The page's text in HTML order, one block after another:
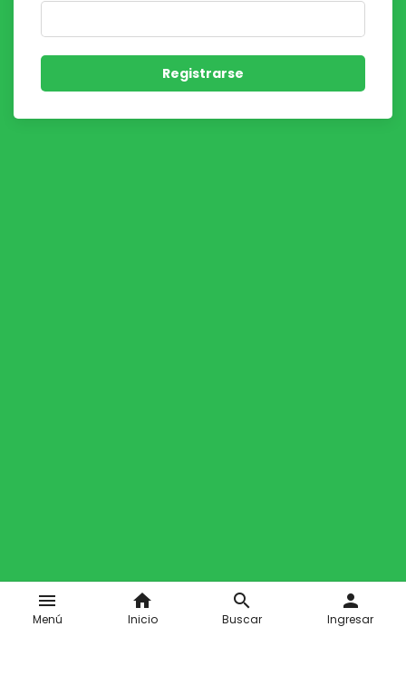
menu
Menú
home
Inicio
search
Buscar
person
Ingresar
Registrarse